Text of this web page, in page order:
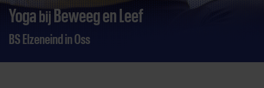
Yoga bij Beweeg en Leef
BS Elzeneind in Oss